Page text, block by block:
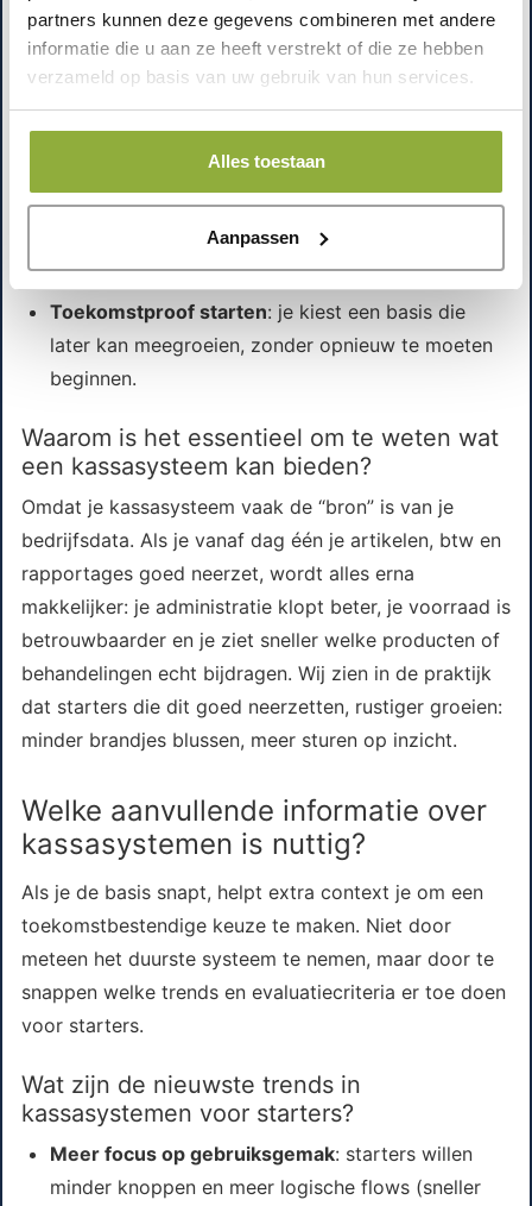
partners kunnen deze gegevens combineren met andere
informatie die u aan ze heeft verstrekt of die ze hebben
verzameld op basis van uw gebruik van hun services.
Alles toestaan
Aanpassen
Wat zijn de voordelen van een goed begrip
van kassasystemen?
Minder fouten aan de kassa: minder correcties,
kunnen sneller zelfstandig werken.
Betere grip op cijfers: omzet, marges en btw
worden inzichtelijker, waardoor je sneller bijstuurt.
Toekomstproof starten: je kiest een basis die
later kan meegroeien, zonder opnieuw te moeten
beginnen.
Waarom is het essentieel om te weten wat
een kassasysteem kan bieden?
Omdat je kassasysteem vaak de “bron” is van je
bedrijfsdata. Als je vanaf dag één je artikelen, btw en
rapportages goed neerzet, wordt alles erna
makkelijker: je administratie klopt beter, je voorraad is
betrouwbaarder en je ziet sneller welke producten of
behandelingen echt bijdragen. Wij zien in de praktijk
dat starters die dit goed neerzetten, rustiger groeien:
minder brandjes blussen, meer sturen op inzicht.
Welke aanvullende informatie over
kassasystemen is nuttig?
Als je de basis snapt, helpt extra context je om een
toekomstbestendige keuze te maken. Niet door
meteen het duurste systeem te nemen, maar door te
snappen welke trends en evaluatiecriteria er toe doen
voor starters.
Wat zijn de nieuwste trends in
kassasystemen voor starters?
Meer focus op gebruiksgemak: starters willen
minder knoppen en meer logische flows (sneller